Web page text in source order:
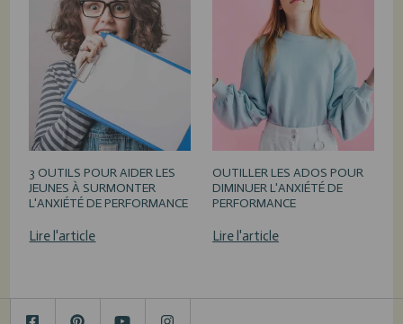
3 OUTILS POUR AIDER LES
JEUNES À SURMONTER
L'ANXIÉTÉ DE PERFORMANCE
Lire l'article
OUTILLER LES ADOS POUR
DIMINUER L'ANXIÉTÉ DE
PERFORMANCE
Lire l'article